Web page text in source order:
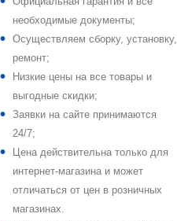
необходимые документы;
Осуществляем сборку, установку,
ремонт;
Низкие цены на все товары и
выгодные скидки;
Заявки на сайте принимаются
24/7;
Цена действительна только для
интернет-магазина и может
отличаться от цен в розничных
магазинах.